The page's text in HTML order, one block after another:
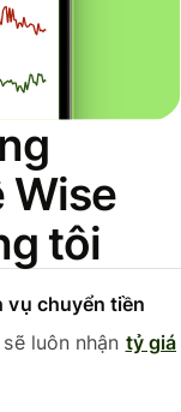
Wise
tôi
vụ chuyển tiền
luôn nhận tỷ giá